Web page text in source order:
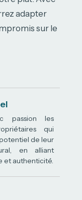
adapter
sur le
passion les
qui
de leur
en alliant
et authenticité.